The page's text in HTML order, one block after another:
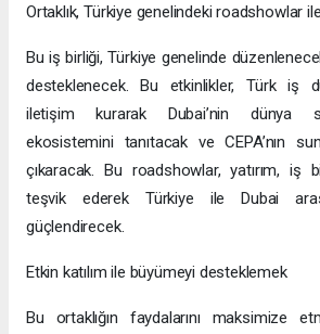
Ortaklık, Türkiye genelindeki roadshowlar
Bu iş birliği, Türkiye genelinde
desteklenecek. Bu etkinlikler, Türk iş
iletişim kurarak Dubai’nin dünya
ekosistemini tanıtacak ve CEPA’nın
çıkaracak. Bu roadshowlar, yatırım, iş
teşvik ederek Türkiye ile Dubai
güçlendirecek.
Etkin katılım ile büyümeyi desteklemek
Bu ortaklığın faydalarını maksimize